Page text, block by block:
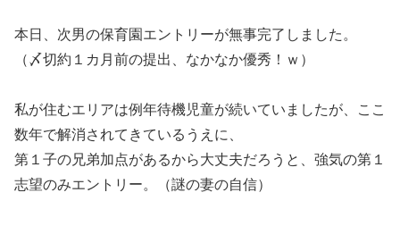
本日、次男の保育園エントリーが無事完了しました。
（〆切約１カ月前の提出、なかなか優秀！ｗ）
私が住むエリアは例年待機児童が続いていましたが、ここ
数年で解消されてきているうえに、
第１子の兄弟加点があるから大丈夫だろうと、強気の第１
志望のみエントリー。（謎の妻の自信）